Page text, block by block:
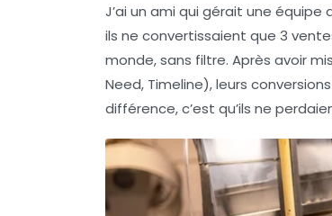
J’ai un ami qui gérait une équipe
ils ne convertissaient que 3
monde, sans filtre. Après avoir
Need, Timeline), leurs
différence, c’est qu’ils ne